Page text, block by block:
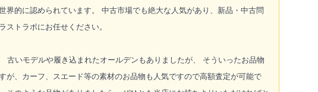
的に認められています。 中古市場でも絶大な人気があり、新品・中古問
トラボにお任せください。
古いモデルや履き込まれたオールデンもありましたが、 そういったお品物
、カーフ、スエード等の素材のお品物も人気ですので高額査定が可能で